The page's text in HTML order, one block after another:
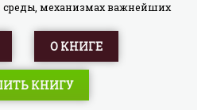
механизмах важнейших
организма. Легкость
подход к трудным
максимально полезной не
изучающих биологию, но и
О КНИГЕ
КНИГУ